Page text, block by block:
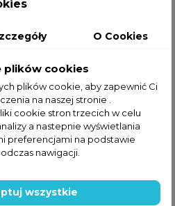
interesującej
kontaktu
formularza
89
O Cookies
plików cookies
plików cookie, aby zapewnić Ci
na naszej stronie .
cookie stron trzecich w celu
a nastepnie wyświetlania
preferencjami na podstawie
nawigacji.
wszystkie